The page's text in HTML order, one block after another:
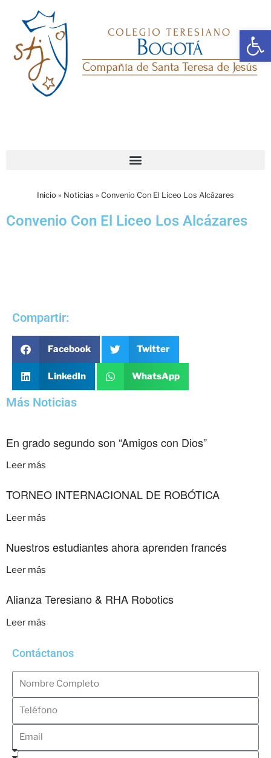
Inicio » Noticias » Convenio Con El Liceo Los Alcázares
Convenio Con El Liceo Los Alcázares
Compartir:
Facebook Twitter
LinkedIn WhatsApp
Más Noticias
En grado segundo son “Amigos con Dios”
Leer más
TORNEO INTERNACIONAL DE ROBÓTICA
Leer más
Nuestros estudiantes ahora aprenden francés
Leer más
Alianza Teresiano & RHA Robotics
Leer más
Contáctanos